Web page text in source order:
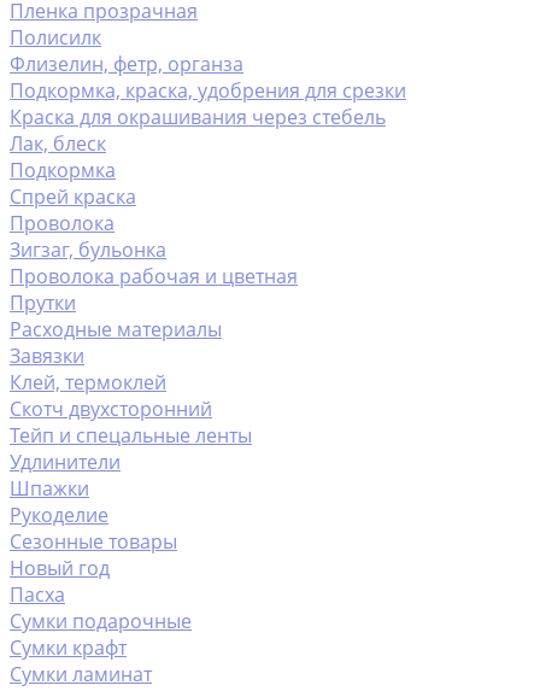
Пленка прозрачная
Полисилк
Флизелин, фетр, органза
Подкормка, краска, удобрения для срезки
Краска для окрашивания через стебель
Лак, блеск
Подкормка
Спрей краска
Проволока
Зигзаг, бульонка
Проволока рабочая и цветная
Прутки
Расходные материалы
Завязки
Клей, термоклей
Скотч двухсторонний
Тейп и спецальные ленты
Удлинители
Шпажки
Рукоделие
Сезонные товары
Новый год
Пасха
Сумки подарочные
Сумки крафт
Сумки ламинат